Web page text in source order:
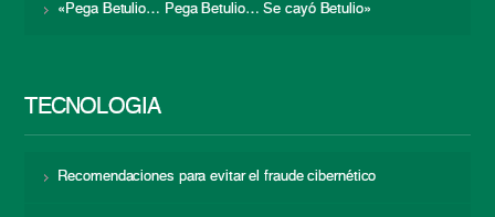
«Pega Betulio… Pega Betulio… Se cayó Betulio»
TECNOLOGÍA
Recomendaciones para evitar el fraude cibernético